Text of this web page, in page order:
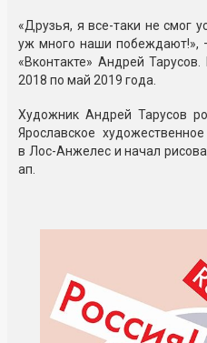
«Друзья, я все-таки не смог
уж много наши побеждают!»,
«Вконтакте» Андрей
2018 по май 2019 года.
Художник Андрей Тарусов
Ярославское
в Лос-Анжелес и начал
ап.